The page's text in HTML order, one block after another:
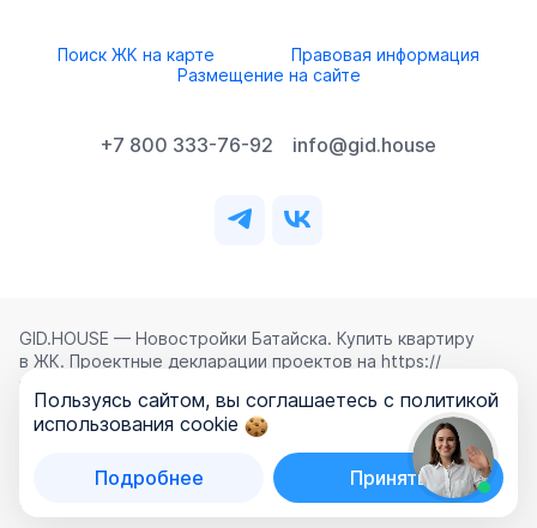
Поиск ЖК на карте
Правовая информация
Размещение на сайте
+7 800 333-76-92 info@gid.house
GID.HOUSE — Новостройки Батайска. Купить квартиру
в ЖК. Проектные декларации проектов на https://
наш.дом.рф.
Использование сайта означает согласие с Лицензионным
соглашением,Политикой конфиденциальности
и
Политикой обработки персональных данных.
©
Пользуясь сайтом, вы соглашаетесь с политикой
использования cookie
Подробнее Принять